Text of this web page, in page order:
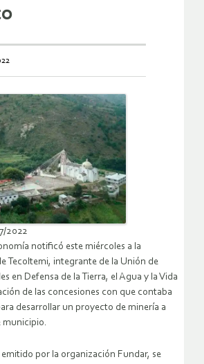
2022
notificó este miércoles a la
Tecoltemi, integrante de la Unión de
en Defensa de la Tierra, el Agua y la Vida
de las concesiones con que contaba
desarrollar un proyecto de minería a
municipio.
por la organización Fundar, se